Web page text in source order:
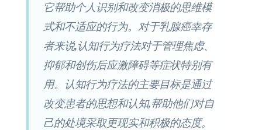
它帮助个人识别和改变消极的思维模
式和不适应的行为。对于乳腺癌幸存
者来说,认知行为疗法对于管理焦虑、
抑郁和创伤后应激障碍等症状特别有
用。认知行为疗法的主要目标是通过
改变患者的思想和认知,帮助他们对自
己的处境采取更现实和积极的态度。